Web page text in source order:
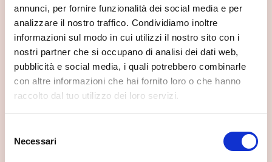
annunci, per fornire funzionalità dei social media e per
analizzare il nostro traffico. Condividiamo inoltre
informazioni sul modo in cui utilizzi il nostro sito con i
nostri partner che si occupano di analisi dei dati web,
pubblicità e social media, i quali potrebbero combinarle
con altre informazioni che hai fornito loro o che hanno
raccolto dal tuo utilizzo dei loro servizi.
delNecessari
Sondrio
Upcoming in Sondrio
Sat, 08/08/2026